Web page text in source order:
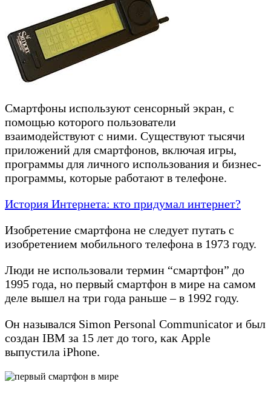
Смартфоны используют сенсорный экран, с
помощью которого пользователи
взаимодействуют с ними. Существуют тысячи
приложений для смартфонов, включая игры,
программы для личного использования и бизнес-
программы, которые работают в телефоне.
История Интернета: кто придумал интернет?
Изобретение смартфона не следует путать с
изобретением мобильного телефона в 1973 году.
Люди не использовали термин “смартфон” до
1995 года, но первый смартфон в мире на самом
деле вышел на три года раньше – в 1992 году.
Он назывался Simon Personal Communicator и был
создан IBM за 15 лет до того, как Apple
выпустила iPhone.